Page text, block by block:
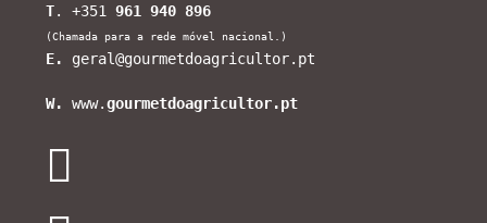
T. +351961 940 896
(Chamada para a rede móvel nacional.)
E. geral@gourmetdoagricultor.pt
W. www.gourmetdoagricultor.pt